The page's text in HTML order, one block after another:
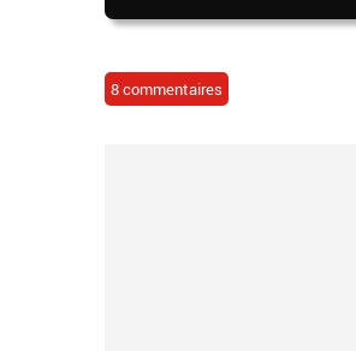
8 commentaires